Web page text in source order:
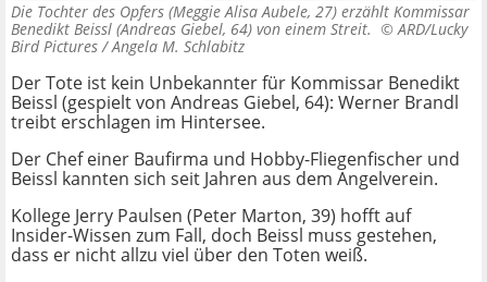
Die Tochter des Opfers (Meggie Alisa Aubele, 27) erzählt Kommissar
Benedikt Beissl (Andreas Giebel, 64) von einem Streit. ©ARD/Lucky
Bird Pictures / Angela M. Schlabitz
Der Tote ist kein Unbekannter für Kommissar Benedikt
Beissl (gespielt von Andreas Giebel, 64): Werner Brandl
treibt erschlagen im Hintersee.
Der Chef einer Baufirma und Hobby-Fliegenfischer und
Beissl kannten sich seit Jahren aus dem Angelverein.
Kollege Jerry Paulsen (Peter Marton, 39) hofft auf
Insider-Wissen zum Fall, doch Beissl muss gestehen,
dass er nicht allzu viel über den Toten weiß.